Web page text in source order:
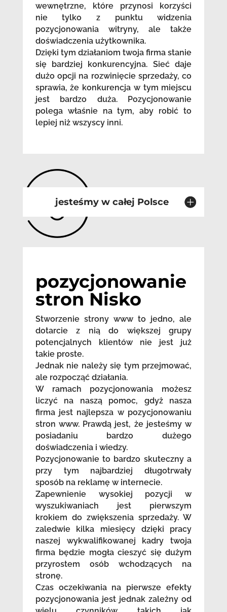
wewnętrzne, które przynosi korzyści
nie tylko z punktu widzenia
pozycjonowania witryny, ale także
doświadczenia użytkownika.
Dzięki tym działaniom twoja firma stanie
się bardziej konkurencyjna. Sieć daje
dużo opcji na rozwinięcie sprzedaży, co
sprawia, że konkurencja w tym miejscu
jest bardzo duża. Pozycjonowanie
polega właśnie na tym, aby robić to
lepiej niż wszyscy inni.
jesteśmy w całej Polsce
pozycjonowanie
stron Nisko
Stworzenie strony www to jedno, ale
dotarcie z nią do większej grupy
potencjalnych klientów nie jest już
takie proste.
Jednak nie należy się tym przejmować,
ale rozpocząć działania.
W ramach pozycjonowania możesz
liczyć na naszą pomoc, gdyż nasza
firma jest najlepsza w pozycjonowaniu
stron www. Prawdą jest, że jesteśmy w
posiadaniu bardzo dużego
doświadczenia i wiedzy.
Pozycjonowanie to bardzo skuteczny a
przy tym najbardziej długotrwały
sposób na reklamę w internecie.
Zapewnienie wysokiej pozycji w
wyszukiwaniach jest pierwszym
krokiem do zwiększenia sprzedaży. W
zaledwie kilka miesięcy dzięki pracy
naszej wykwalifikowanej kadry twoja
firma będzie mogła cieszyć się dużym
przyrostem osób wchodzących na
stronę.
Czas oczekiwania na pierwsze efekty
pozycjonowania jest jednak zależny od